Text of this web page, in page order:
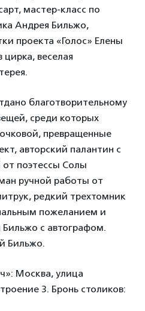
мастер-класс по
Андрея Бильжо,
проекта «Голос» Елены
веселая
благотворительному
среди которых
превращенные
авторский палантин с
от поэтессы Солы
ручной работы от
редкий трехтомник
пожеланием и
с автографом.
Бильжо.
Москва, улица
3. Бронь столиков: